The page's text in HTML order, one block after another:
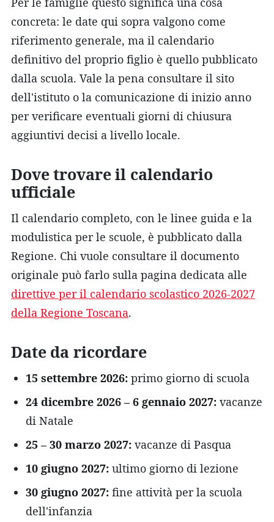
concreta: le date qui sopra valgono come
riferimento generale, ma il calendario
definitivo del proprio figlio è quello pubblicato
dalla scuola. Vale la pena consultare il sito
dell'istituto o la comunicazione di inizio anno
per verificare eventuali giorni di chiusura
aggiuntivi decisi a livello locale.
Dove trovare il calendario
ufficiale
Il calendario completo, con le linee guida e la
modulistica per le scuole, è pubblicato dalla
Regione. Chi vuole consultare il documento
originale può farlo sulla pagina dedicata alle
direttive per il calendario scolastico 2026-2027
della Regione Toscana.
Date da ricordare
15 settembre 2026: primo giorno di scuola
24 dicembre 2026 – 6 gennaio 2027: vacanze
di Natale
25 – 30 marzo 2027: vacanze di Pasqua
10 giugno 2027: ultimo giorno di lezione
30 giugno 2027: fine attività per la scuola
dell'infanzia